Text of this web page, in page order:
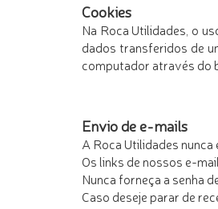
Cookies
Na Roca Utilidades, o
dados transferidos de
computador através do
Envio de e-mails
A Roca Utilidades
Os links de nossos e-
Nunca forneça a senha
Caso deseje parar de